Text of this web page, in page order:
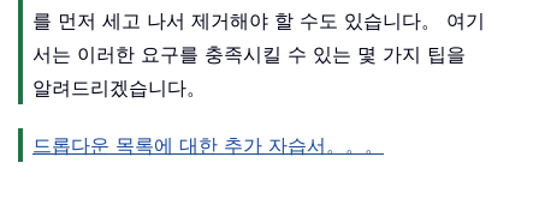
를 먼저 세고 나서 제거해야 할 수도 있습니다。 여기
서는 이러한 요구를 충족시킬 수 있는 몇 가지 팁을
알려드리겠습니다。
드롭다운 목록에 대한 추가 자습서。。。